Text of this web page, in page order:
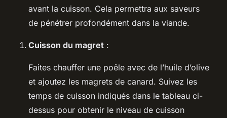
avant la cuisson. Cela permettra aux saveurs
de pénétrer profondément dans la viande.
Cuisson du magret :
Faites chauffer une poêle avec de l’huile d’olive
et ajoutez les magrets de canard. Suivez les
temps de cuisson indiqués dans le tableau ci-
dessus pour obtenir le niveau de cuisson